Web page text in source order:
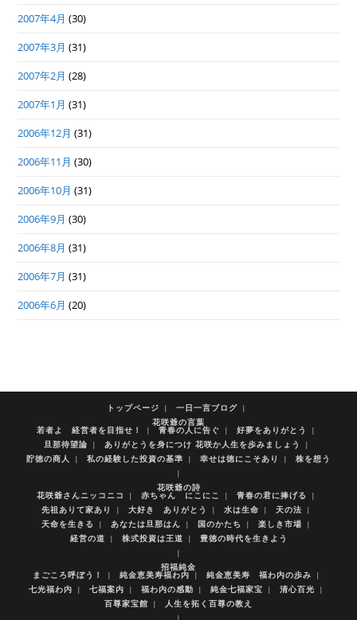
2007年4月 (30)
2007年3月 (31)
2007年2月 (28)
2007年1月 (31)
2006年12月 (31)
2006年11月 (30)
2006年10月 (31)
2006年9月 (30)
2006年8月 (31)
2006年7月 (31)
2006年6月 (20)
トップページ
一日一言ブログ
花咲爺の言葉
若者よ 経営者を目指せ！ 青春の人に告ぐ
好夢をありがとう
旦那待望論
ありがとうを身につけ 花咲か人生を歩みましょう
貯徳の商人
私の経験した投資の基準 幸せは徳にこそあり 株を想う
花咲爺の詩
花咲爺さんニッコニコ 赤ちゃん にこにこ
青春の君に捧げる
先祖ありて家あり
大好き ありがとう 水は生命
天の法
天命を生きる
あなたは旦那はん 国のかたち
楽しき市場
経営の道
株式投資は王道 豊徳の時代を生きよう
招福純金
まごころ呼ぼう！ 純金恵美寿福わ内
純金恵美寿 福わ内の歩み
七光福わ内
七福案内 福わ内の感動 純金七福家宝
清心百光
百尊家宝館
人生を拓く百尊の教え